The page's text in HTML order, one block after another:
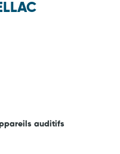
auditifs